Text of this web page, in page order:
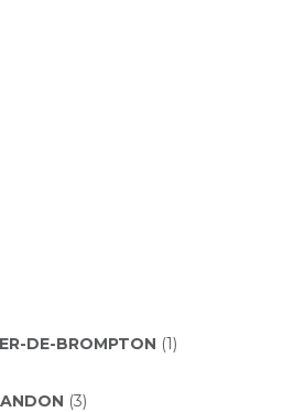
DE-BROMPTON (1)
(3)